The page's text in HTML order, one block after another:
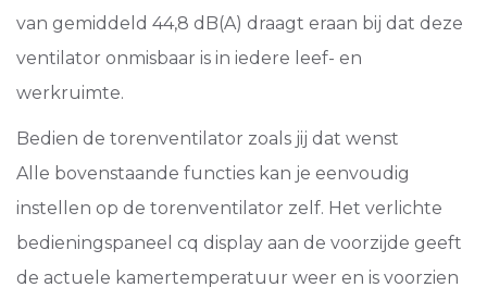
van gemiddeld 44,8 dB(A) draagt eraan bij dat deze
ventilator onmisbaar is in iedere leef- en
werkruimte.
Bedien de torenventilator zoals jij dat wenst
Alle bovenstaande functies kan je eenvoudig
instellen op de torenventilator zelf. Het verlichte
bedieningspaneel cq display aan de voorzijde geeft
de actuele kamertemperatuur weer en is voorzien